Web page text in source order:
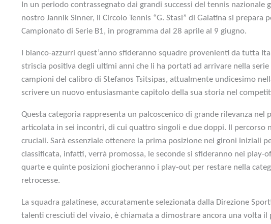
In un periodo contrassegnato dai grandi successi del tennis
nostro Jannik Sinner, il Circolo Tennis “G. Stasi” di Galatina si
Campionato di Serie B1, in programma dal 28 aprile al 9 giugno.
I bianco-azzurri quest’anno sfideranno squadre provenienti da tutta
striscia positiva degli ultimi anni che li ha portati ad arrivare nella
campioni del calibro di Stefanos Tsitsipas, attualmente undicesimo
scrivere un nuovo entusiasmante capitolo della sua storia nel
Questa categoria rappresenta un palcoscenico di grande rilevanza
articolata in sei incontri, di cui quattro singoli e due doppi. Il percorso
cruciali. Sarà essenziale ottenere la prima posizione nei gironi iniziali
classificata, infatti, verrà promossa, le seconde si sfideranno nei play-
quarte e quinte posizioni giocheranno i play-out per restare nella
retrocesse.
La squadra galatinese, accuratamente selezionata dalla Direzione
talenti cresciuti del vivaio, è chiamata a dimostrare ancora una volta il